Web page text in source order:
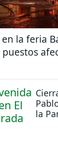
la feria
la